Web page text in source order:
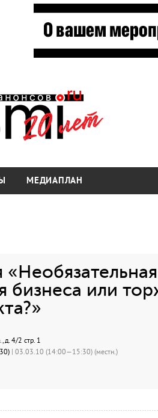
МЕДИАПЛАН
бизнеса или
д. 4/2 стр. 1
| 03.03.10 (14:00—15:30) (местн.)